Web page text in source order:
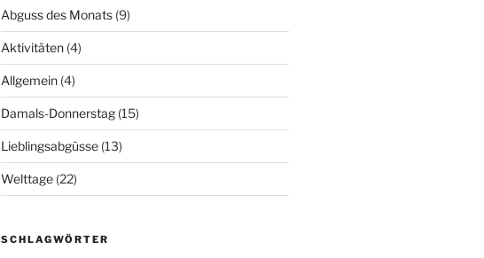
Abguss des Monats(9)
Aktivitäten(4)
Allgemein(4)
Damals-Donnerstag(15)
Lieblingsabgüsse(13)
Welttage(22)
SCHLAGWÖRTER